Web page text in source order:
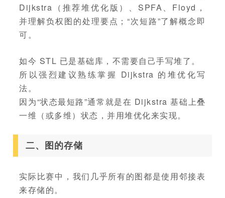
Dijkstra（推荐堆优化版）、SPFA、Floyd，
并理解负权图的处理要点；“次短路”了解概念即
可。
如今 STL 已是基础库，不需要自己手写堆了。
所以强烈建议熟练掌握 Dijkstra 的堆优化写
法。
因为“状态最短路”通常就是在 Dijkstra 基础上叠
一维（或多维）状态，并用堆优化来实现。
二、图的存储
实际比赛中，我们几乎所有的图都是使用邻接表
来存储的。